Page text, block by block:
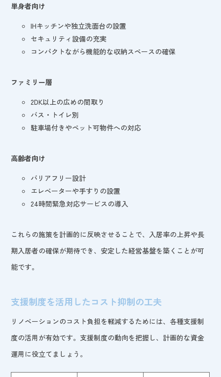
単身者向け
IHキッチンや独立洗面台の設置
セキュリティ設備の充実
コンパクトながら機能的な収納スペースの確保
ファミリー層
2DK以上の広めの間取り
バス・トイレ別
駐車場付きやペット可物件への対応
高齢者向け
バリアフリー設計
エレベーターや手すりの設置
24時間緊急対応サービスの導入
これらの施策を計画的に反映させることで、入居率の上昇や長
期入居者の確保が期待でき、安定した経営基盤を築くことが可
能です。
支援制度を活用したコスト抑制の工夫
リノベーションのコスト負担を軽減するためには、各種支援制
度の活用が有効です。支援制度の動向を把握し、計画的な資金
運用に役立てましょう。